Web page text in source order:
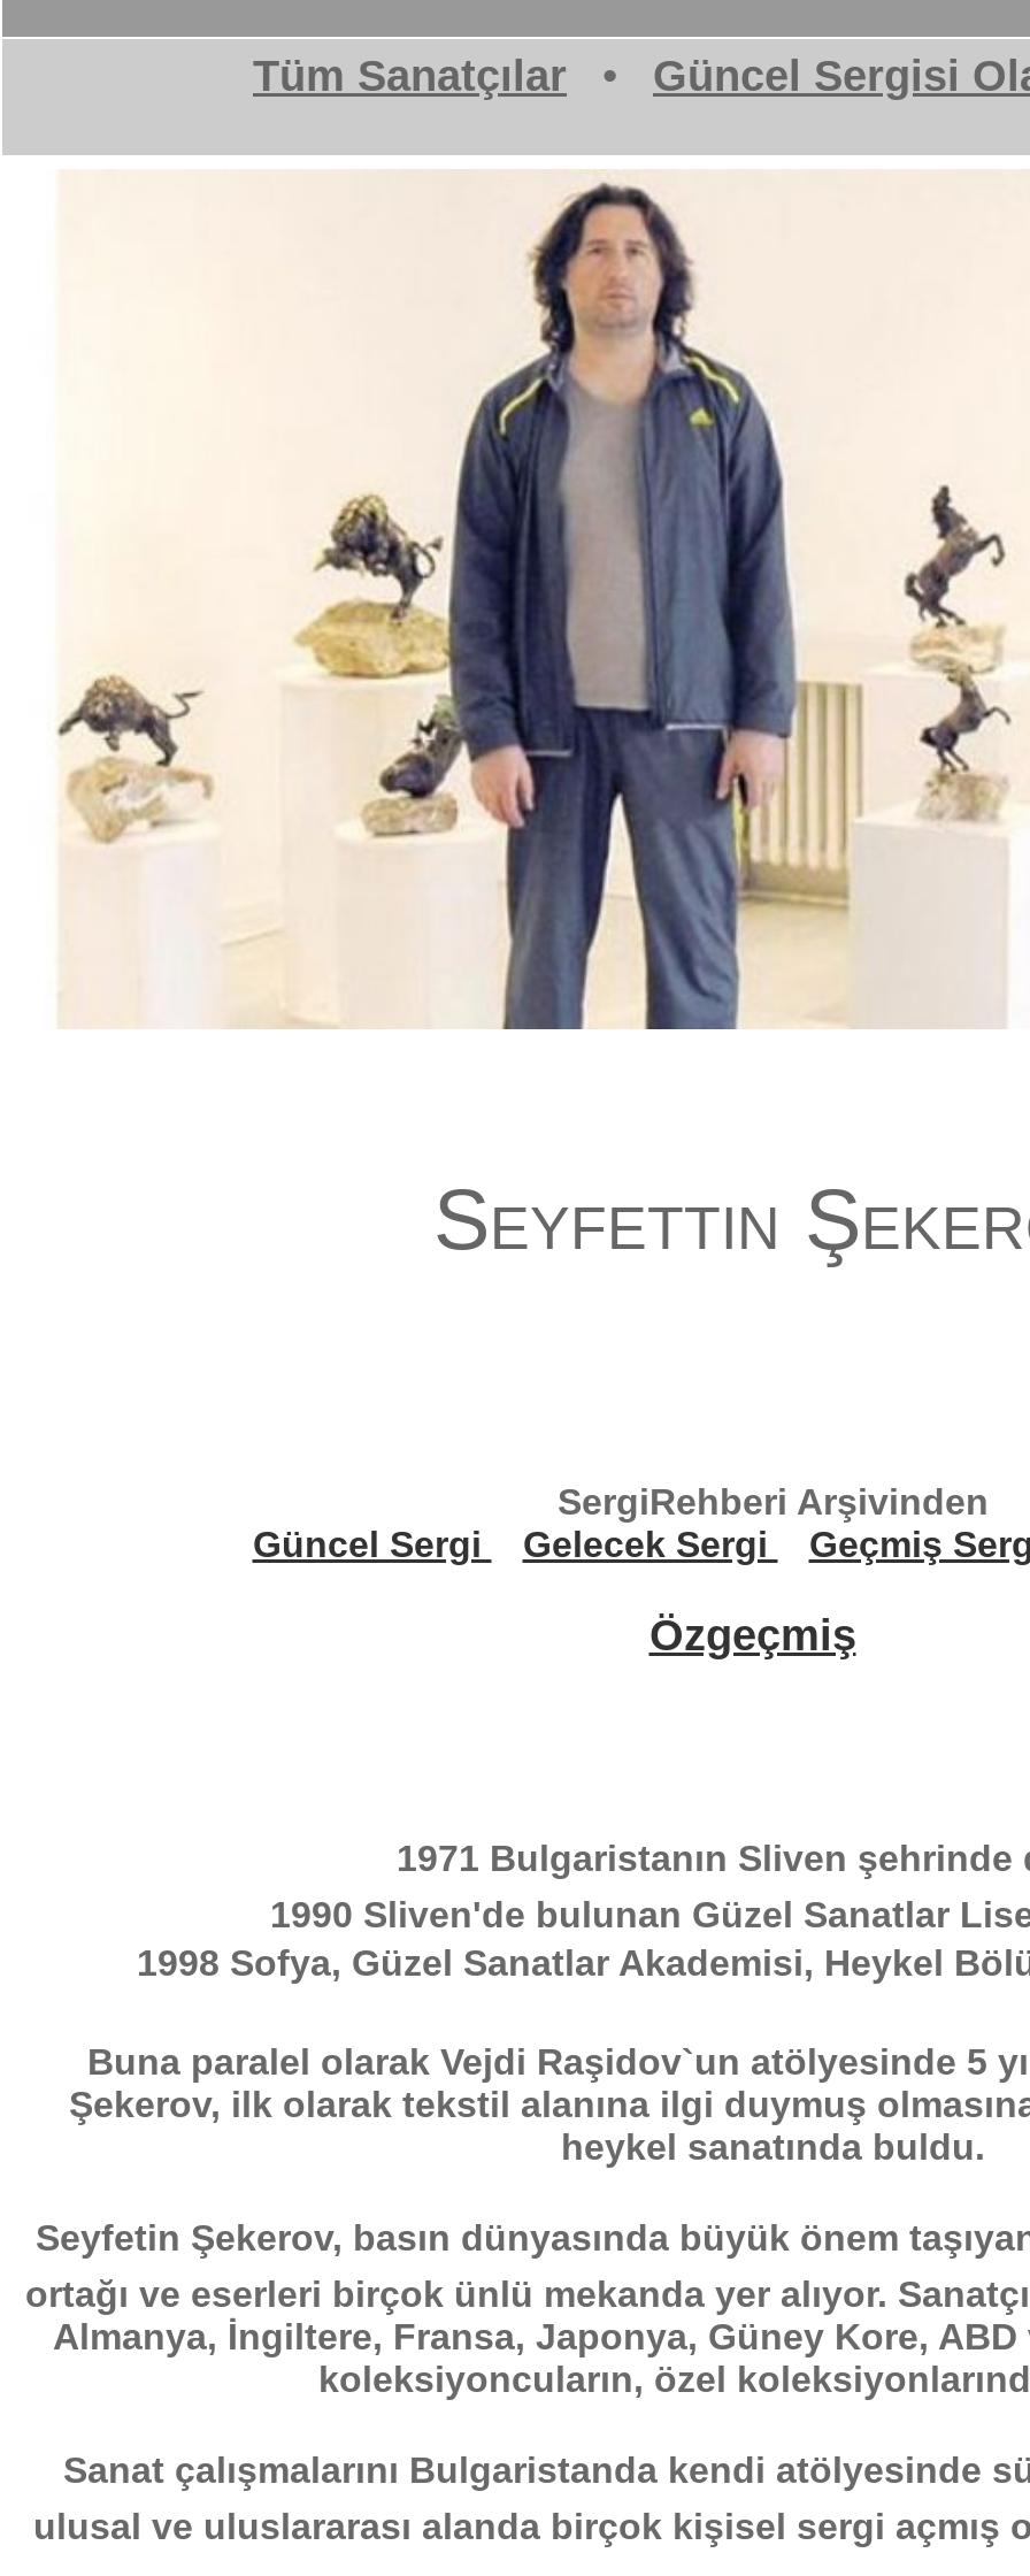
Tüm Sanatçılar • Güncel Sergisi
Seyfettin
SergiRehberi Arşivinden
Güncel Sergi
Gelecek Sergi Geçmiş
Özgeçmiş
1971 Bulgaristanın Sliven şehrinde
1990 Sliven'de bulunan Güzel Sanatlar
1998 Sofya, Güzel Sanatlar Akademisi, Heykel
Buna paralel olarak Vejdi Raşidov`un atölyesinde 5
Şekerov, ilk olarak tekstil alanına ilgi duymuş olmasına
heykel sanatında buldu.
Seyfetin Şekerov, basın dünyasında büyük önem
ortağı ve eserleri birçok ünlü mekanda yer alıyor.
Almanya, İngiltere, Fransa, Japonya, Güney Kore,
koleksiyoncuların, özel
Sanat çalışmalarını Bulgaristanda kendi atölyesinde
ulusal ve uluslararası alanda birçok kişisel sergi açmış